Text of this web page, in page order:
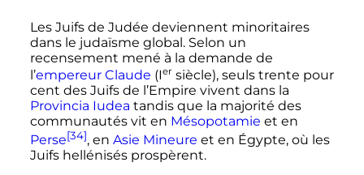
Les Juifs de Judée deviennent minoritaires
dans le judaïsme global. Selon un
recensement mené à la demande de
l’empereur Claude (Ier siècle), seuls trente pour
cent des Juifs de l’Empire vivent dans la
Provincia Iudea tandis que la majorité des
communautés vit en Mésopotamie et en
Perse[34], en Asie Mineure et en Égypte, où les
Juifs hellénisés prospèrent.